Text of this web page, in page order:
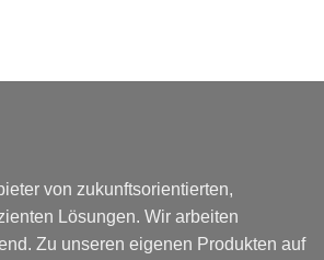
von zukunftsorientierten,
Lösungen. Wir arbeiten
Zu unseren eigenen Produkten auf